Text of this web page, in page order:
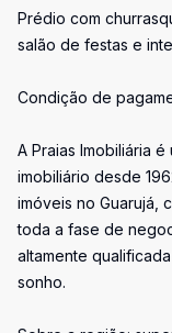
Prédio com
salão de festas e
Condição de
A Praias Imobiliária
imobiliário desde
imóveis no Guarujá,
toda a fase de
altamente
sonho.